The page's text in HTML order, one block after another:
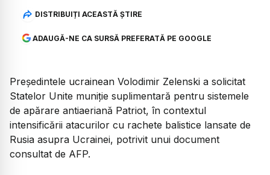
DISTRIBUIȚI ACEASTĂ ȘTIRE
ADAUGĂ-NE CA SURSĂ PREFERATĂ PE GOOGLE
Președintele ucrainean Volodimir Zelenski a solicitat
Statelor Unite muniție suplimentară pentru sistemele
de apărare antiaeriană Patriot, în contextul
intensificării atacurilor cu rachete balistice lansate de
Rusia asupra Ucrainei, potrivit unui document
consultat de AFP.